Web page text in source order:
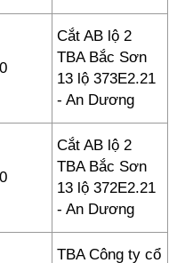
Cắt AB lộ 2
TBA Bắc Sơn
13 lộ 373E2.21
- An Dương
Cắt AB lộ 2
TBA Bắc Sơn
13 lộ 372E2.21
- An Dương
TBA Công ty cổ